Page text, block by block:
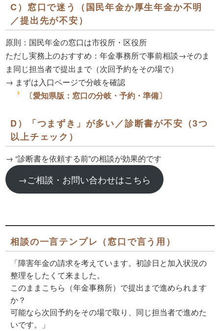
C）窓口で迷う（国民年金か厚生年金か不明
／提出先が不安）
原則 ：国民年金の窓口は市役所・区役所
ただし実務上のおすすめ ：年金事務所で事前相談→そのま
ま同じ担当者で提出まで（次回予約をその場で）
→ まずは入口ページで分岐を確認
〔愛知県版：窓口の分岐・予約・準備〕
D）「つまずき」が多い／診断書が不安（3つ
以上チェック）
→ “診断書を依頼する前”の相談が効果的です
→ご相談・お問い合わせはこちら
相談の一言テンプレ（窓口で言う用）
「障害年金の請求を考えています。初診日と加入状況の
整理をしたくて来ました。
このままこちら（年金事務所）で提出まで進められます
か？
可能なら次回予約をその場で取り 、同じ担当者で進めた
いです。」